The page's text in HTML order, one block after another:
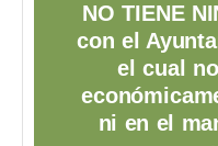
NO TIENE
con el
el cual
ni en el